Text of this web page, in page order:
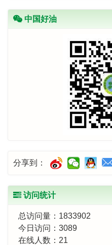
中国好油
分享到：
访问统计
总访问量： 1833902
今日访问： 3089
在线人数： 21